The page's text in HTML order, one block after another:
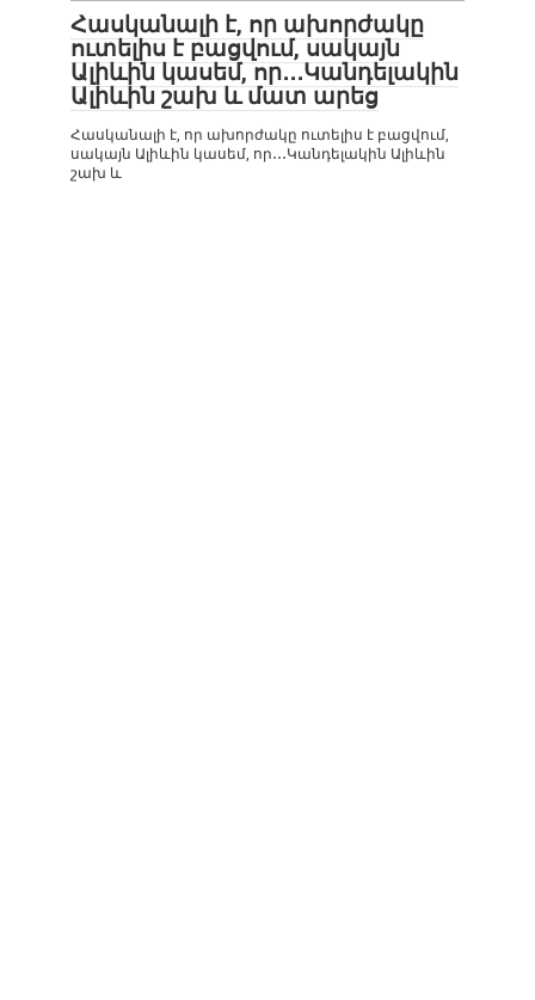
Հասկանալի է, որ ախորժակը
ուտելիս է բացվում, սակայն
Ալիևին կասեմ, որ․․․Կանդելակին
Ալիևին շախ և մատ արեց
Հասկանալի է, որ ախորժակը ուտելիս է բացվում,
սակայն Ալիևին կասեմ, որ․․․Կանդելակին Ալիևին
շախ և